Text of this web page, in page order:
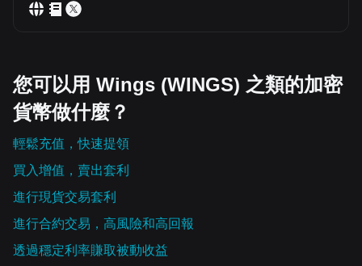
您可以用 Wings (WINGS) 之類的加密
貨幣做什麼？
輕鬆充值，快速提領
買入增值，賣出套利
進行現貨交易套利
進行合約交易，高風險和高回報
透過穩定利率賺取被動收益